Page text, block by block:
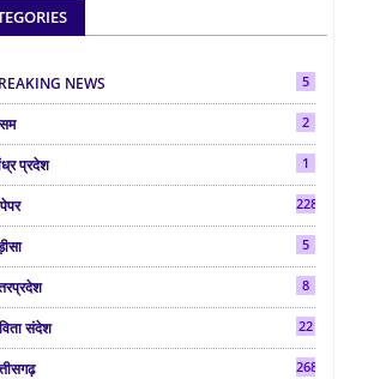
NEWS 5
2
प्रदेश 1
2286
5
8
संदेश 22
268